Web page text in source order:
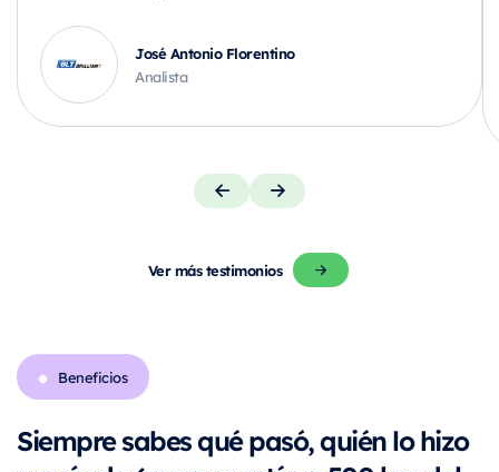
José Antonio Florentino
Analista
Ver más testimonios
Beneficios
Siempre sabes qué pasó, quién lo hizo